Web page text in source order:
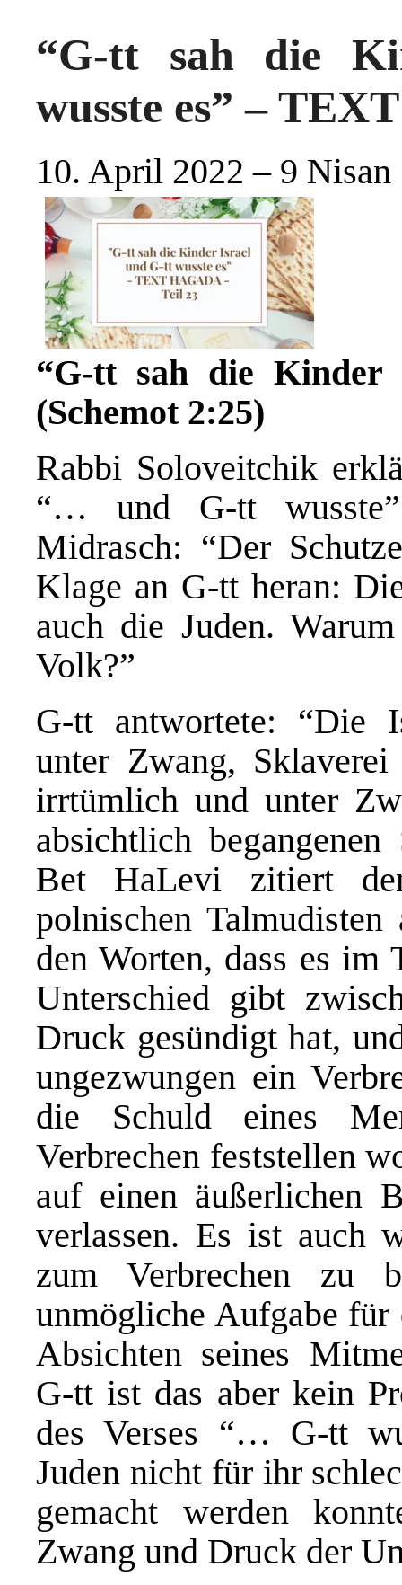
“G-tt sah die
wusste es” –
10. April 2022 – 9 Nisan
“G-tt sah die Kinder
(Schemot 2:25)
Rabbi Soloveitchik
“… und G-tt
Midrasch: “Der
Klage an G-tt heran:
auch die Juden.
Volk?”
G-tt antwortete: “Die
unter Zwang,
irrtümlich und unter
absichtlich
Bet HaLevi zitiert
polnischen
den Worten, dass es im
Unterschied gibt
Druck gesündigt hat,
ungezwungen ein
die Schuld eines
Verbrechen feststellen
auf einen äußerlichen
verlassen. Es ist auch
zum Verbrechen zu
unmögliche Aufgabe für
Absichten seines
G-tt ist das aber kein
des Verses “… G-tt
Juden nicht für ihr
gemacht werden
Zwang und Druck der